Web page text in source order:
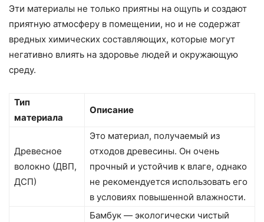
Эти материалы не только приятны на ощупь и создают
приятную атмосферу в помещении, но и не содержат
вредных химических составляющих, которые могут
негативно влиять на здоровье людей и окружающую
среду.
Тип
материала
Описание
Древесное
волокно (ДВП,
ДСП)
Это материал, получаемый из
отходов древесины. Он очень
прочный и устойчив к влаге, однако
не рекомендуется использовать его
в условиях повышенной влажности.
Бамбук — экологически чистый